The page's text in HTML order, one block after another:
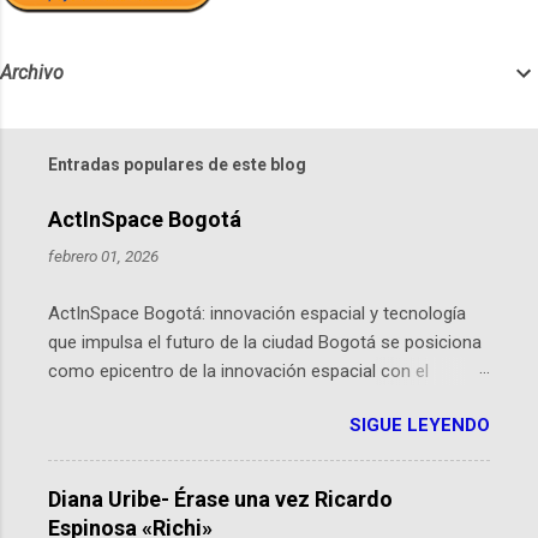
Archivo
Entradas populares de este blog
ActInSpace Bogotá
febrero 01, 2026
ActInSpace Bogotá: innovación espacial y tecnología
que impulsa el futuro de la ciudad Bogotá se posiciona
como epicentro de la innovación espacial con el
hackathon global que convierte tecnologías de la
Agencia Espacial Europea en soluciones prácticas para
la vida cotidiana. Este evento, organizado por el
Planetario de Bogotá del Idartes y la Universidad de los
SIGUE LEYENDO
Diana Uribe- Érase una vez Ricardo
Espinosa «Richi»